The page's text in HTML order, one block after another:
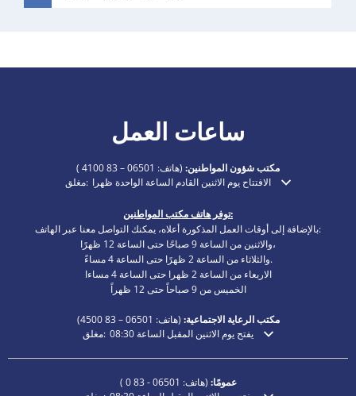
ساعات العمل
مكتب شؤون المواطنين: (هاتف:
)
انقر لإخفاء أوقات الفتح أو الإغلاق الإضافية
مغلق: الافتتاح يوم الاثنين القادم الساعة الواحدة ظهرا
توفر هاتف مكتب المواطنين:
بالإضافة إلى أوقات العمل المذكورة أعلاه، يمكنك التواصل معنا عبر الهاتف:
والاثنين من الساعة 9 صباحًا حتى الساعة 12 ظهرًا،
والثلاثاء من الساعة 2 ظهرًا حتى الساعة 4 مساءً.
الاربعاء من الساعة 2 ظهرا حتى الساعة 4 مساءا
الخميس من 9 صباحاً حتى 12 ظهراً
مكتب الرعاية الاجتماعية: (هاتف:
4500)
انقر لإخفاء أوقات الفتح أو الإغلاق الإضافية
مغلق: يفتح يوم الاثنين المقبل الساعة 08:30
عمومًا: (هاتف:
)